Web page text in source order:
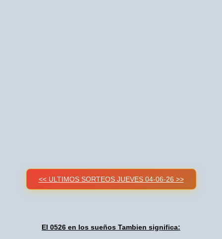
<< ULTIMOS SORTEOS JUEVES 04-06-26 >>
El 0526 en los sueños Tambien significa: